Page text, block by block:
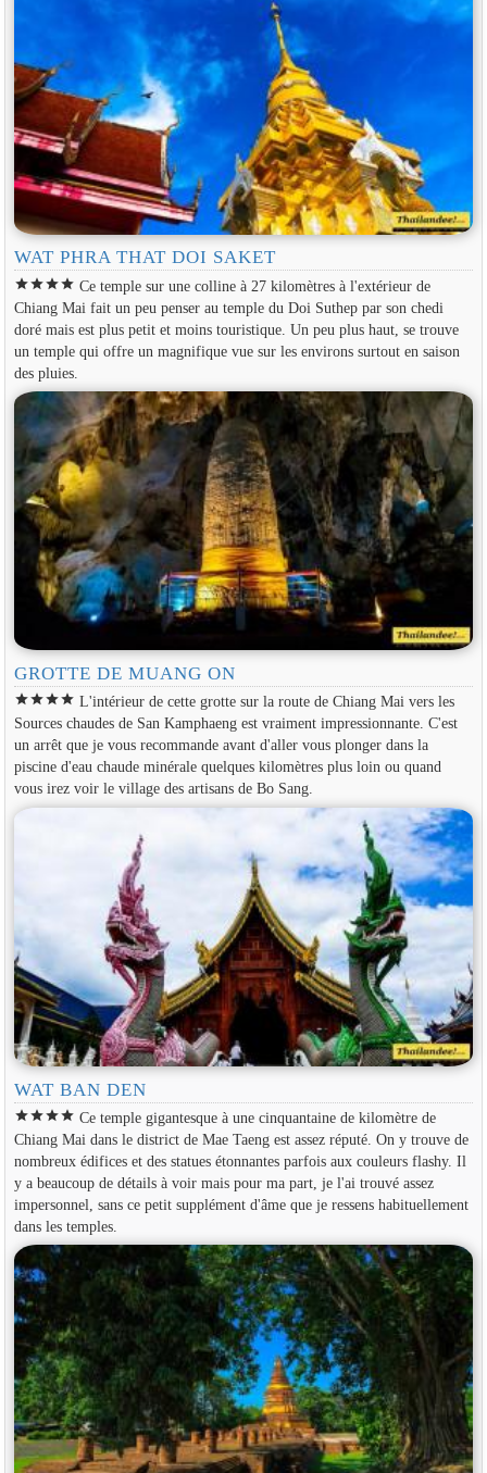
WAT PHRA THAT DOI SAKET
starstarstarstar Ce temple sur une colline à 27 kilomètres à l'extérieur de
Chiang Mai fait un peu penser au temple du Doi Suthep par son chedi
doré mais est plus petit et moins touristique. Un peu plus haut, se trouve
un temple qui offre un magnifique vue sur les environs surtout en saison
des pluies.
GROTTE DE MUANG ON
starstarstarstar L'intérieur de cette grotte sur la route de Chiang Mai vers les
Sources chaudes de San Kamphaeng est vraiment impressionnante. C'est
un arrêt que je vous recommande avant d'aller vous plonger dans la
piscine d'eau chaude minérale quelques kilomètres plus loin ou quand
vous irez voir le village des artisans de Bo Sang.
WAT BAN DEN
starstarstarstar Ce temple gigantesque à une cinquantaine de kilomètre de
Chiang Mai dans le district de Mae Taeng est assez réputé. On y trouve de
nombreux édifices et des statues étonnantes parfois aux couleurs flashy. Il
y a beaucoup de détails à voir mais pour ma part, je l'ai trouvé assez
impersonnel, sans ce petit supplément d'âme que je ressens habituellement
dans les temples.